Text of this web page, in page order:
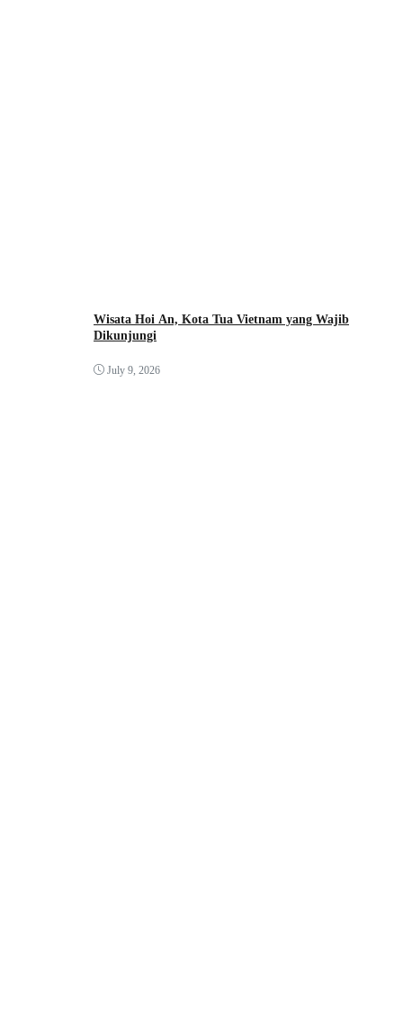
Wisata Hoi An, Kota Tua Vietnam yang Wajib
Dikunjungi
July 9, 2026